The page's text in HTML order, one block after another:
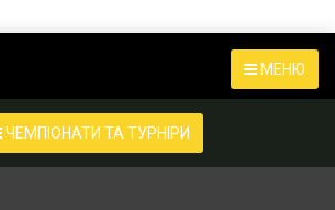
МЕНЮ
ЧЕМПІОНАТИ ТА ТУРНІРИ